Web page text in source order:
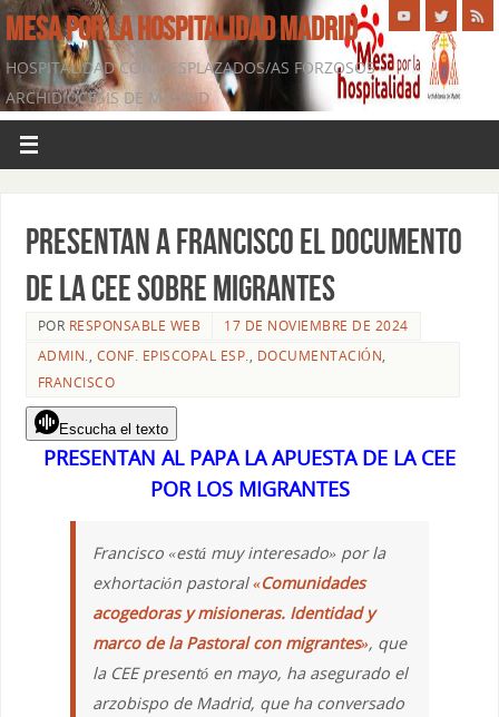
MESA POR LA HOSPITALIDAD MADRID
HOSPITALIDAD CON DESPLAZADOS/AS FORZOSOS -
ARCHIDIÓCESIS DE MADRID
Presentan a Francisco el documento
de la CEE sobre migrantes
POR RESPONSABLE WEB
17 DE NOVIEMBRE DE 2024
ADMIN., CONF. EPISCOPAL ESP., DOCUMENTACIÓN,
FRANCISCO
Escucha el texto
PRESENTAN AL PAPA LA APUESTA DE LA CEE
POR LOS MIGRANTES
Francisco «está muy interesado» por la
exhortación pastoral«Comunidades
acogedoras y misioneras. Identidad y
marco de la Pastoral con migrantes», que
la CEE presentó en mayo, ha asegurado el
arzobispo de Madrid, que ha conversado